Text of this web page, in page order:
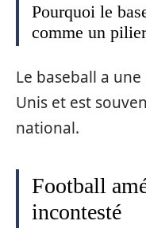
Pourquoi le
comme un
Le baseball a
Unis et est
national.
Football
incontesté